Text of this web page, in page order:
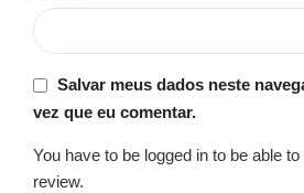
Salvar meus dados neste
vez que eu comentar.
You have to be logged in to be able
review.